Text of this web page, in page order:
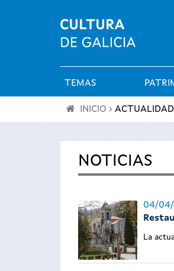
Menú
principal
TEMAS
encuentra
aquí
INICIO › ACTUALIDAD
NOTICIAS
04/04/
La